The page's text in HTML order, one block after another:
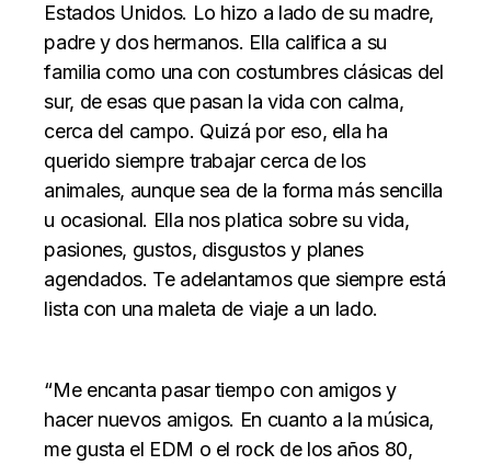
Estados Unidos. Lo hizo a lado de su madre,
padre y dos hermanos. Ella califica a su
familia como una con costumbres clásicas del
sur, de esas que pasan la vida con calma,
cerca del campo. Quizá por eso, ella ha
querido siempre trabajar cerca de los
animales, aunque sea de la forma más sencilla
u ocasional. Ella nos platica sobre su vida,
pasiones, gustos, disgustos y planes
agendados. Te adelantamos que siempre está
lista con una maleta de viaje a un lado.
“Me encanta pasar tiempo con amigos y
hacer nuevos amigos. En cuanto a la música,
me gusta el EDM o el rock de los años 80,